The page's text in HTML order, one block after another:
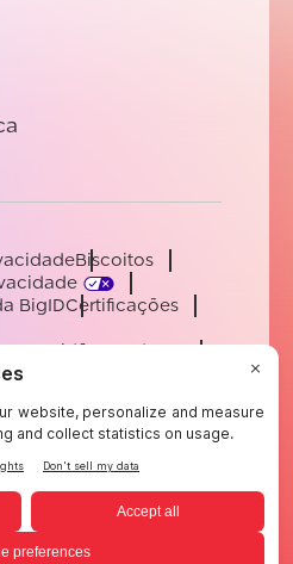
Biscoitos
BigIDCertificações
moderna
SpanishPortuguese